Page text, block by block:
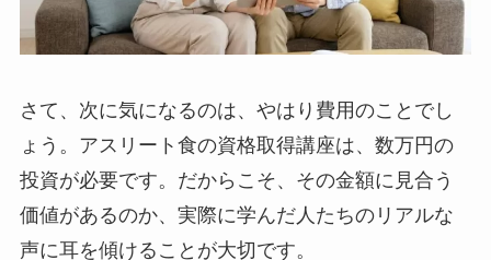
さて、次に気になるのは、やはり費用のことでし
ょう。アスリート食の資格取得講座は、数万円の
投資が必要です。だからこそ、その金額に見合う
価値があるのか、実際に学んだ人たちのリアルな
声に耳を傾けることが大切です。